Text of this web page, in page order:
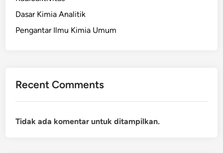
Dasar Kimia Analitik
Pengantar Ilmu Kimia Umum
Recent Comments
Tidak ada komentar untuk ditampilkan.